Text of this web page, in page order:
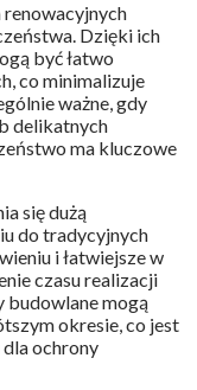
Dzięki ich
być łatwo
co minimalizuje
ważne, gdy
delikatnych
ma kluczowe
się dużą
do tradycyjnych
i łatwiejsze w
czasu realizacji
budowlane mogą
okresie, co jest
ochrony